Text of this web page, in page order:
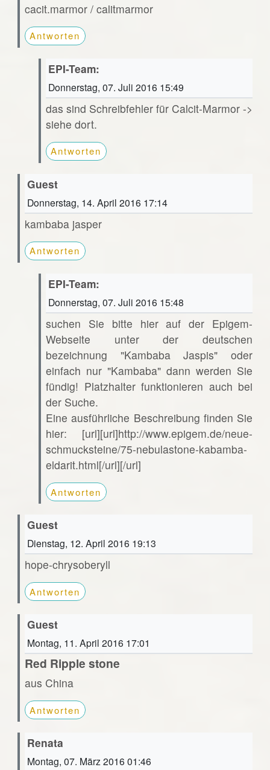
cacit.marmor / calitmarmor
Antworten
EPI-Team:
Donnerstag, 07. Juli 2016 15:49
das sind Schreibfehler für Calcit-Marmor ->
siehe dort.
Antworten
Guest
Donnerstag, 14. April 2016 17:14
kambaba jasper
Antworten
EPI-Team:
Donnerstag, 07. Juli 2016 15:48
suchen Sie bitte hier auf der Epigem-
Webseite unter der deutschen
bezeichnung "Kambaba Jaspis" oder
einfach nur "Kambaba" dann werden Sie
fündig! Platzhalter funktionieren auch bei
der Suche.
Eine ausführliche Beschreibung finden Sie
hier: [url][url]http://www.epigem.de/neue-
schmucksteine/75-nebulastone-kabamba-
eldarit.html[/url][/url]
Antworten
Guest
Dienstag, 12. April 2016 19:13
hope-chrysoberyll
Antworten
Guest
Montag, 11. April 2016 17:01
Red Ripple stone
aus China
Antworten
Renata
Montag, 07. März 2016 01:46